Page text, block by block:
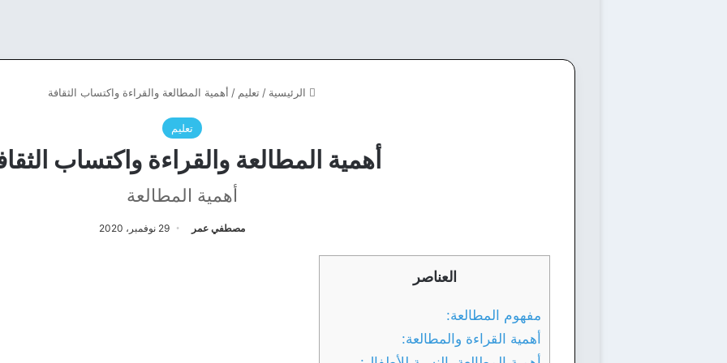
الرئيسية / تعليم / أهمية المطالعة والقراءة واكتساب الثقافة
تعليم
أهمية المطالعة والقراءة واكتساب
أهمية المطالعة
مصطفي عمر 29 نوفمبر، 2020
العناصر
مفهوم المطالعة:
أهمية القراءة والمطالعة: